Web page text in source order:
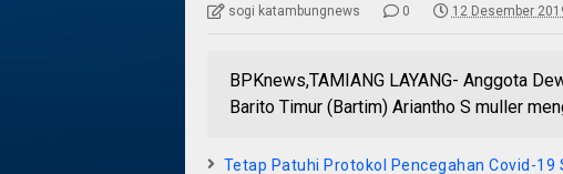
sogi katambungnews 0 12 Desember
BPKnews,TAMIANG LAYANG- Anggota
Barito Timur (Bartim) Ariantho S muller
Tetap Patuhi Protokol Pencegahan Covid-19